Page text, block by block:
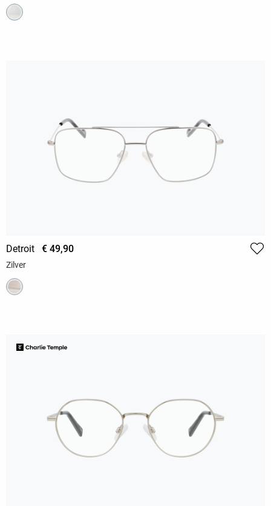
Detroit € 49,90
Zilver